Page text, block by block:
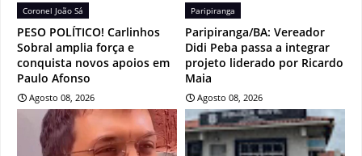
Coronel João Sá
PESO POLÍTICO! Carlinhos
Sobral amplia força e
conquista novos apoios em
Paulo Afonso
Agosto 08, 2026
Paripiranga
Paripiranga/BA: Vereador
Didi Peba passa a integrar
projeto liderado por Ricardo
Maia
Agosto 08, 2026